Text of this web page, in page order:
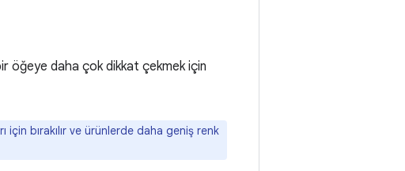
öğeye daha çok dikkat çekmek için
bırakılır ve ürünlerde daha geniş renk